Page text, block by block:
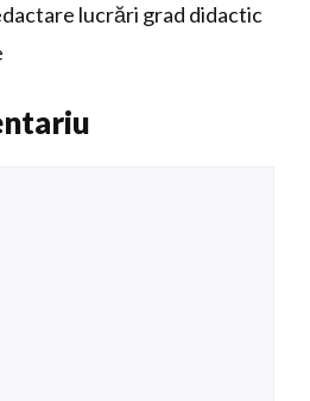
lucrări grad didactic